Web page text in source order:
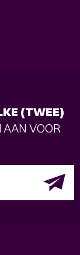
(TWEE)
VOOR